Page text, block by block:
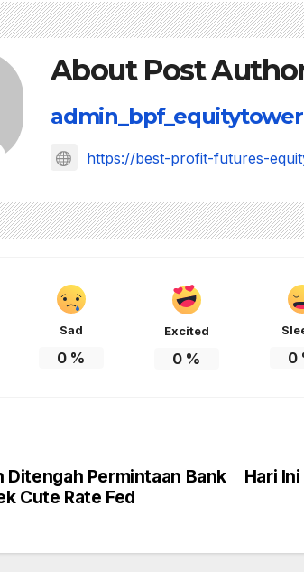
About Post
admin_bpf_equitytower
https://best-profit-futures-
Sad
0 %
Excited
0 % 0
Hari
Ditengah Permintaan Bank
Cute Rate Fed